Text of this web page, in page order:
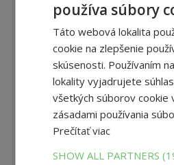
tento titul si tiež
25
12,95€
používa súbory
Táto webová lokalita
cookie na zlepšenie
skúsenosti. Používaním
lokality vyjadrujete
všetkých súborov cookie
zásadami používania
Prečítať viac
SHOW ALL PARTNERS